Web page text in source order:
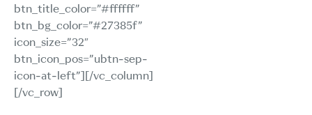
btn_title_color=”#ffffff”
btn_bg_color=”#27385f”
icon_size=”32″
btn_icon_pos=”ubtn-sep-
icon-at-left”][/vc_column]
[/vc_row]